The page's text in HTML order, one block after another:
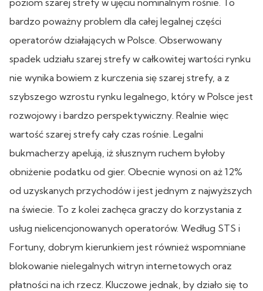
bardzo poważny problem dla całej legalnej części
operatorów działających w Polsce. Obserwowany
spadek udziału szarej strefy w całkowitej wartości rynku
nie wynika bowiem z kurczenia się szarej strefy, a z
szybszego wzrostu rynku legalnego, który w Polsce jest
rozwojowy i bardzo perspektywiczny. Realnie więc
wartość szarej strefy cały czas rośnie. Legalni
bukmacherzy apelują, iż słusznym ruchem byłoby
obniżenie podatku od gier. Obecnie wynosi on aż 12%
od uzyskanych przychodów i jest jednym z najwyższych
na świecie. To z kolei zachęca graczy do korzystania z
usług nielicencjonowanych operatorów. Według STS i
Fortuny, dobrym kierunkiem jest również wspomniane
blokowanie nielegalnych witryn internetowych oraz
płatności na ich rzecz. Kluczowe jednak, by działo się to